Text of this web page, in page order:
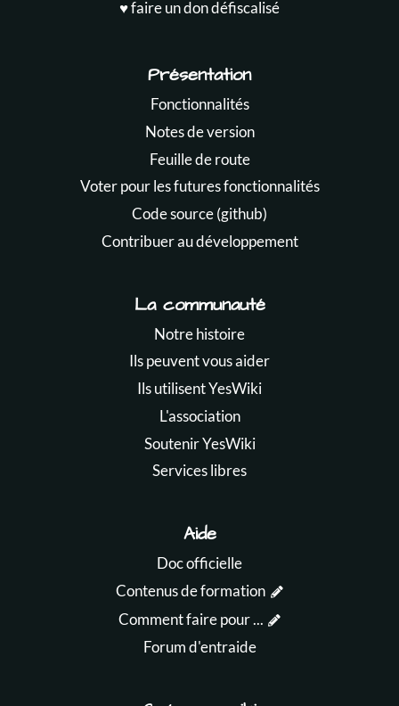
♥️ faire un don défiscalisé
Présentation
Fonctionnalités
Notes de version
Feuille de route
Voter pour les futures fonctionnalités
Code source (github)
Contribuer au développement
La communauté
Notre histoire
Ils peuvent vous aider
Ils utilisent YesWiki
L'association
Soutenir YesWiki
Services libres
Aide
Doc officielle
Contenus de formation
Comment faire pour ...
Forum d'entraide